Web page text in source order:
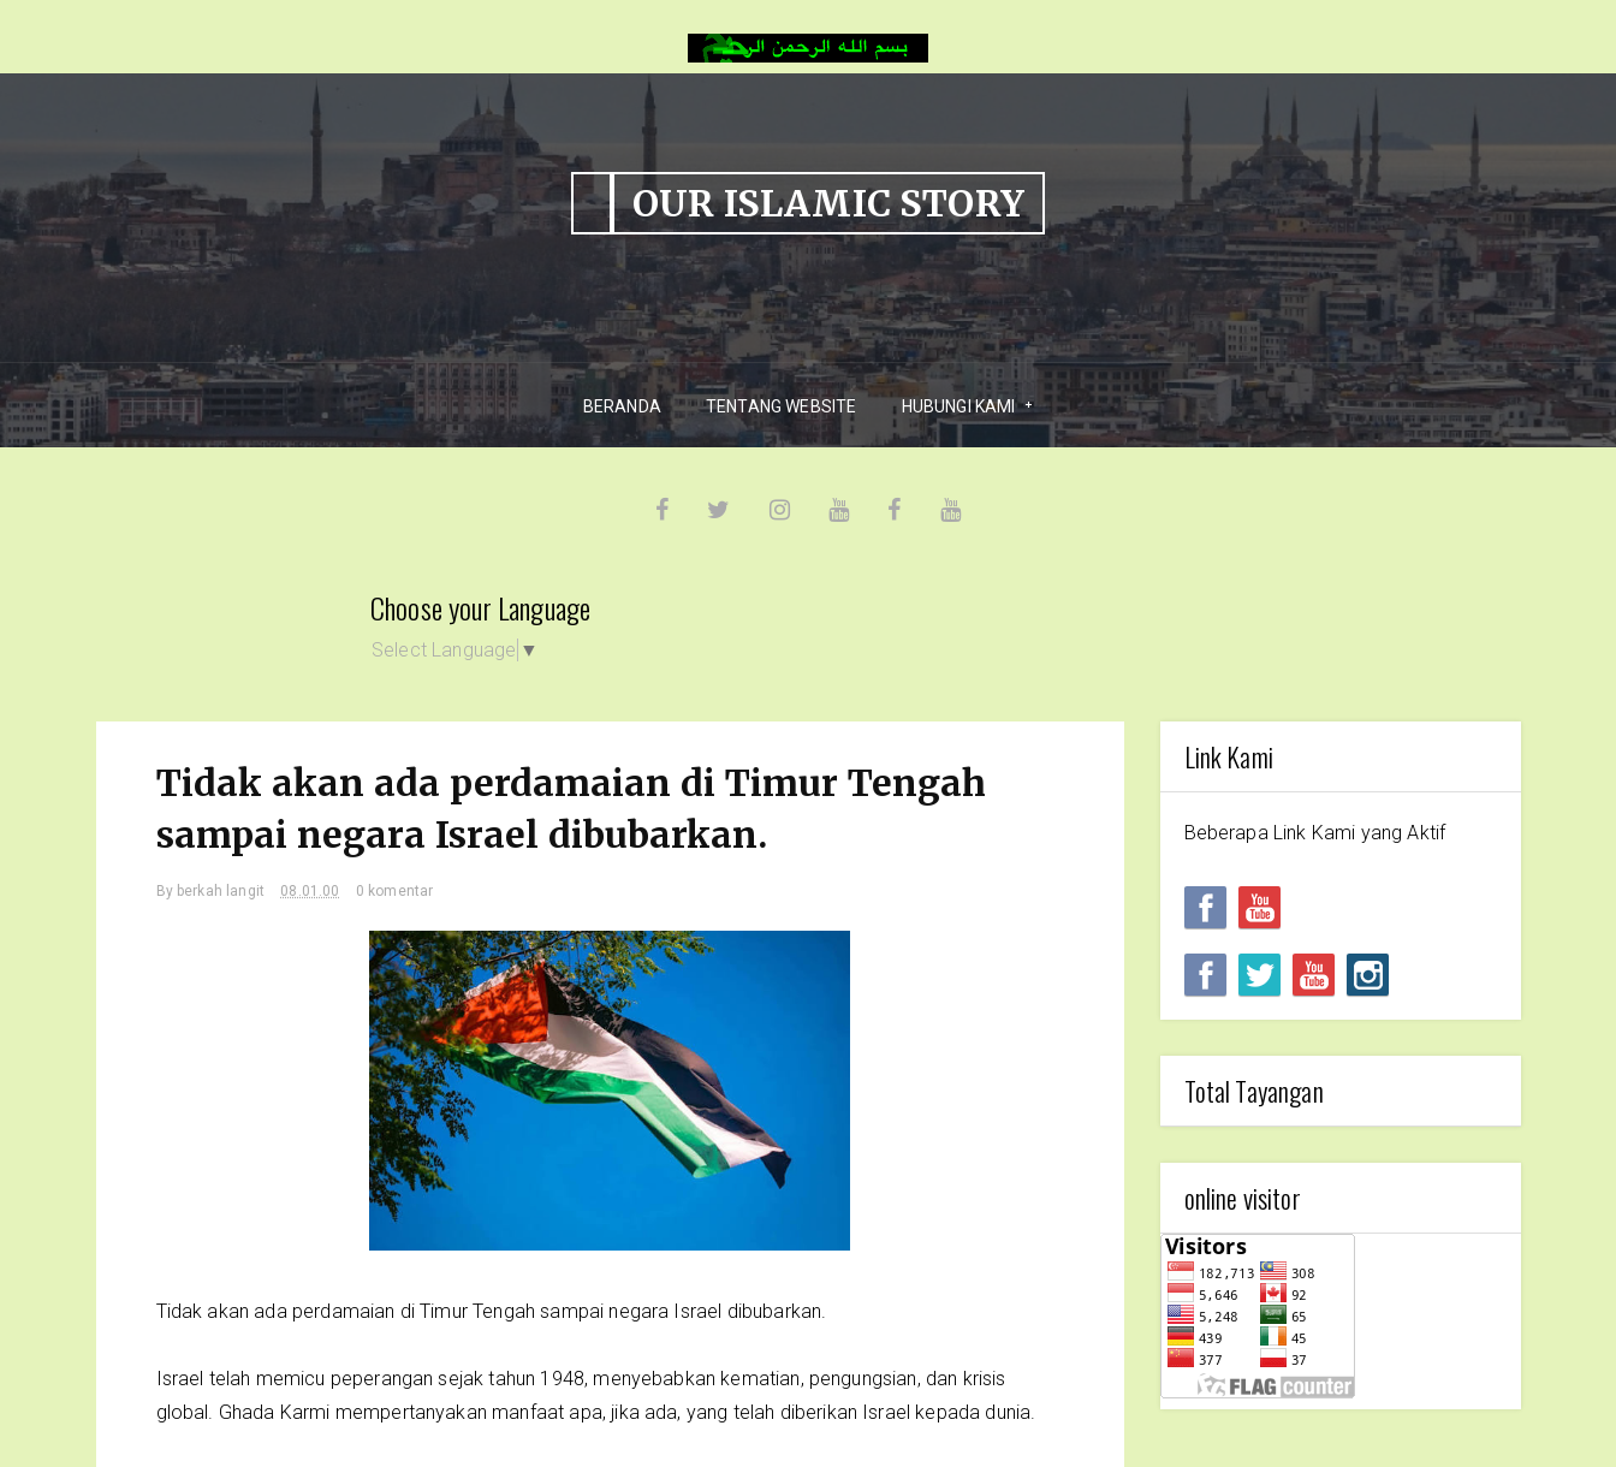
OUR ISLAMIC STORY
BERANDA TENTANG WEBSITE HUBUNGI KAMI
Choose your Language
Select Language ▼
Tidak akan ada perdamaian di Timur Tengah
sampai negara Israel dibubarkan.
By berkah langit 08.01.00 0 komentar
Tidak akan ada perdamaian di Timur Tengah sampai negara Israel dibubarkan.
Israel telah memicu peperangan sejak tahun 1948, menyebabkan kematian, pengungsian, dan krisis
global. Ghada Karmi mempertanyakan manfaat apa, jika ada, yang telah diberikan Israel kepada dunia.
Link Kami
Beberapa Link Kami yang Aktif
Total Tayangan
online visitor